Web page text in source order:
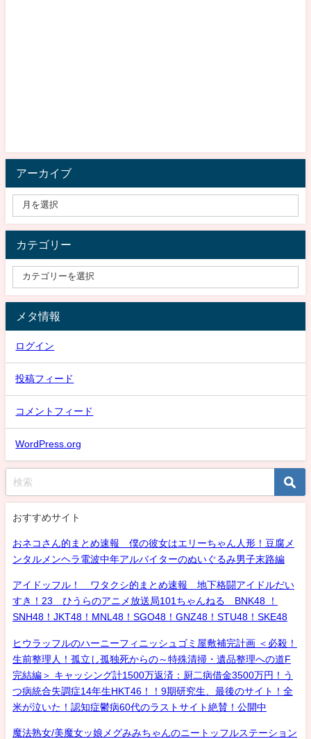
アーカイブ
カテゴリー
メタ情報
ログイン
投稿フィード
コメントフィード
WordPress.org
おすすめサイト
おネコさん的まとめ速報 僕の彼女はエリーちゃん人形！豆腐メ
ンタルメンヘラ電波中年アルバイターのぬいぐるみ男子末路編
アイドッフル！ ワタクシ的まとめ速報 地下格闘アイドルだい
すき！23 ひうらのアニメ放送局101ちゃんねる BNK48 ！
SNH48！JKT48！MNL48！SGO48！GNZ48！STU48！SKE48
ヒウラッフルのハーニーフィニッシュゴミ屋敷補完計画 ＜必殺！
生前整理人！孤立し孤独死からの～特殊清掃・遺品整理への道F
完結編＞ キャッシング計1500万返済：厨二病借金3500万円！う
つ病統合失調症14年生HKT46！！9期研究生、最後のサイト！全
米が泣いた！認知症鬱病60代のラストサイト絶賛！公開中
魔法熟女/美魔女ッ娘メグみみちゃんのニートッフルステーション